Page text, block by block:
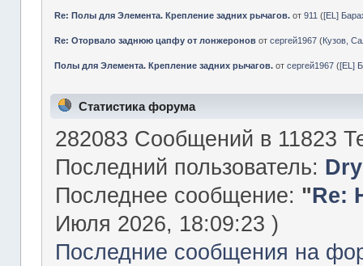
Re: Полы для Элемента. Крепление задних рычагов. от911 ([EL]
Re: Оторвало заднюю цапфу от лонжеронов отсергей1967 (Кузов,
Полы для Элемента. Крепление задних рычагов. отсергей1967 ([EL]
Статистика форума
282083 Сообщений в 11823
Последний пользователь: Dry
Последнее сообщение: "Re:
Июля 2026, 18:09:23 )
Последние сообщения на